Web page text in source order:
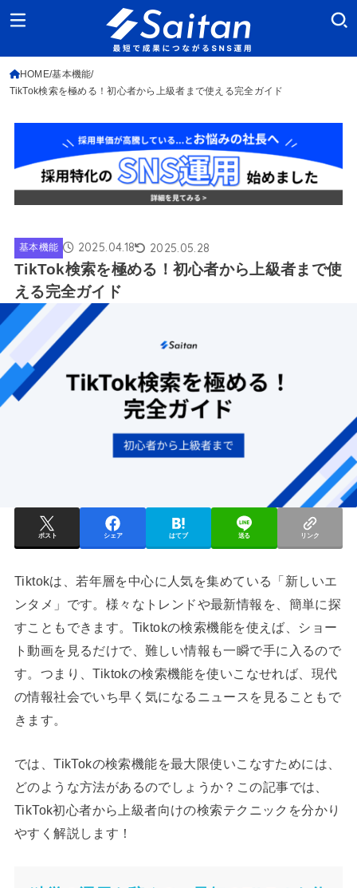
HOME 基本機能
TikTok検索を極める！初心者から上級者まで使える完全ガイド
基本機能 2025.04.18 2025.05.28
TikTok検索を極める！初心者から上級者まで使
える完全ガイド
ポスト シェア はてブ 送る リンク
Tiktokは、若年層を中心に人気を集めている「新しいエ
ンタメ」です。様々なトレンドや最新情報を、簡単に探
すこともできます。Tiktokの検索機能を使えば、ショー
ト動画を見るだけで、難しい情報も一瞬で手に入るので
す。つまり、Tiktokの検索機能を使いこなせれば、現代
の情報社会でいち早く気になるニュースを見ることもで
きます。
では、TikTokの検索機能を最大限使いこなすためには、
どのような方法があるのでしょうか？この記事では、
TikTok初心者から上級者向けの検索テクニックを分かり
やすく解説します！